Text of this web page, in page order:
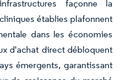
façonne la
établies plafonnent
dans les économies
d'achat direct débloquent
émergents, garantissant